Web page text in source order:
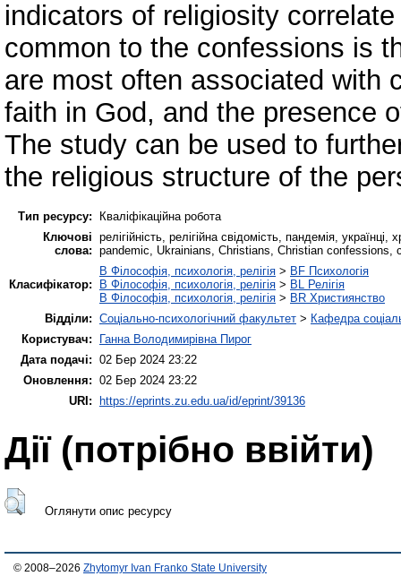
indicators of religiosity
common to the confessions is
are most often associated with
faith in God, and the presence
The study can be used to
the religious structure of the
Тип ресурсу:
Кваліфікаційна робота
Ключові
слова:
релігійність, релігійна свідомість, пандемія,
pandemic, Ukrainians, Christians, Christian confessions,
Класифікатор:
B Філософія, психологія, релігія > BF Психологія
B Філософія, психологія, релігія > BL Релігія
B Філософія, психологія, релігія > BR Християнство
Відділи: Соціально-психологічний факультет > Кафедра
Користувач:
Ганна Володимирівна Пирог
Дата подачі: 02 Бер 2024 23:22
Оновлення: 02 Бер 2024 23:22
URI: https://eprints.zu.edu.ua/id/eprint/39136
Дії ​​(потрібно ввійти)
Оглянути опис ресурсу
© 2008–2026 Zhytomyr Ivan Franko State University